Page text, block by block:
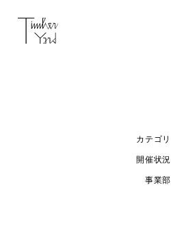
カテゴリ
開催状況
事業部